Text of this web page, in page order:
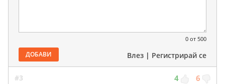
0 от 500
ДОБАВИ Влез | Регистрирай се
#3 4 6